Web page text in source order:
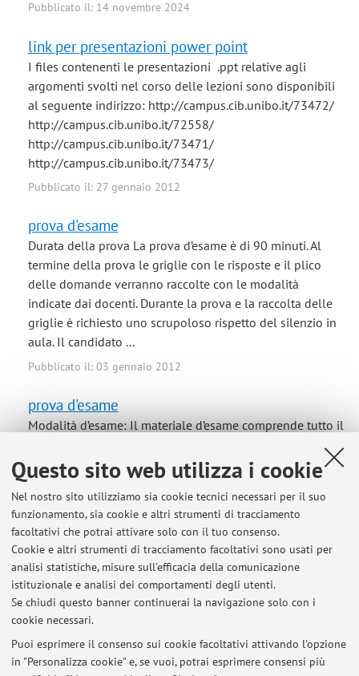
Questo sito web utilizza i cookie
Nel nostro sito utilizziamo sia cookie tecnici necessari per il suo
funzionamento, sia cookie e altri strumenti di tracciamento
facoltativi che potrai attivare solo con il tuo consenso.
Cookie e altri strumenti di tracciamento facoltativi sono usati per
analisi statistiche, misure sull'efficacia della comunicazione
istituzionale e analisi dei comportamenti degli utenti.
Se chiudi questo banner continuerai la navigazione solo con i
cookie necessari.
Puoi esprimere il consenso sui cookie facoltativi attivando l'opzione
in "Personalizza cookie" e, se vuoi, potrai esprimere consensi più
Pubblicato il: 14 novembre 2024
link per presentazioni power point
I files contenenti le presentazioni .ppt relative agli
argomenti svolti nel corso delle lezioni sono disponibili
al seguente indirizzo: http://campus.cib.unibo.it/73472/
http://campus.cib.unibo.it/72558/
http://campus.cib.unibo.it/73471/
http://campus.cib.unibo.it/73473/
Pubblicato il: 27 gennaio 2012
prova d'esame
Durata della prova La prova d’esame è di 90 minuti. Al
termine della prova le griglie con le risposte e il plico
delle domande verranno raccolte con le modalità
indicate dai docenti. Durante la prova e la raccolta delle
griglie è richiesto uno scrupoloso rispetto del silenzio in
aula. Il candidato ...
Pubblicato il: 03 gennaio 2012
prova d'esame
Modalità d’esame: Il materiale d’esame comprende tutto il
materiale indicato dai singolo docenti del C.I. La prova
d’esame è una prova scritta con domande a risposte
multiple. Per ogni domanda vi sono quattro opzioni di
risposta di cui solo una è quella corretta. La risposta
corretta va segnalata ...
Pubblicato il: 03 gennaio 2012
prova d'esame
La prova d’esame è unica e comprende i seguenti
insegnamenti: Chirurgia Generale, Prof. S. Laureti,
Chirurgia Generale, Prof. L. Garulli, Anestesia, Prof. B
Samolsky-Dekel. Non sono ammesse prove parziali nelle